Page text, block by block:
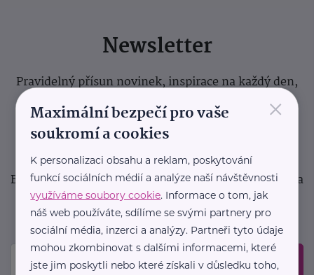
Newsletter
Pravidelný přísun novinek, inspirace na každý den,
podpora pro rodiče i sdílení zkušeností. Takový je
Newsletter webu eMaminy.cz. Přihlaste se k jeho
odběru a čtěte o tématech, které vám pomohou
v náročném období nebo zpříjemní rodinný život.
Buďte první, kdo se dozví o nových článcích, akcích a
událostech. Prosíme, potvrďte odběr ve vaší e-
mailové schránce.
Odeslat
×
Maximální bezpečí pro vaše
soukromí a cookies
K personalizaci obsahu a reklam, poskytování
funkcí sociálních médií a analýze naší návštěvnosti
využíváme soubory cookie. Informace o tom, jak
náš web používáte, sdílíme se svými partnery pro
sociální média, inzerci a analýzy. Partneři tyto údaje
mohou zkombinovat s dalšími informacemi, které
jste jim poskytli nebo které získali v důsledku toho,